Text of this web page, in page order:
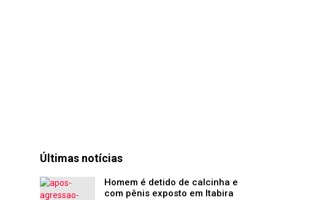
Últimas notícias
Homem é detido de calcinha e
com pênis exposto em Itabira